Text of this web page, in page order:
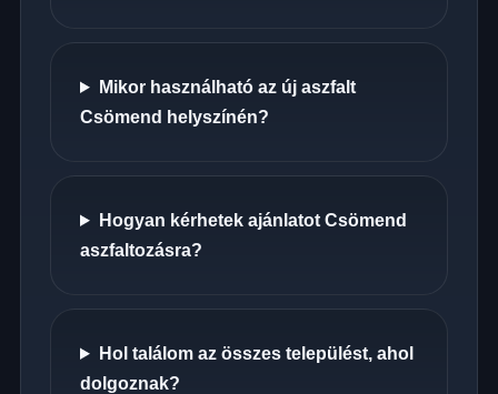
Mikor használható az új aszfalt
Csömend helyszínén?
Hogyan kérhetek ajánlatot Csömend
aszfaltozásra?
Hol találom az összes települést, ahol
dolgoznak?